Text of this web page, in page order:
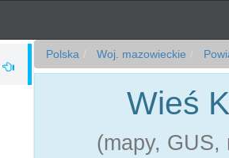
Polska Woj. mazowieckie
Wieś
(mapy, GUS,